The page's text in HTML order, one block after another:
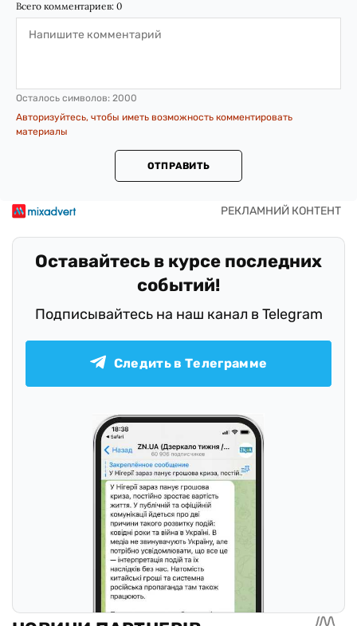
Всего комментариев: 0
Осталось символов: 2000
Авторизуйтесь, чтобы иметь возможность комментировать
материалы
ОТПРАВИТЬ
Оставайтесь в курсе последних
событий!
Подписывайтесь на наш канал в Telegram
Следить в Телеграмме